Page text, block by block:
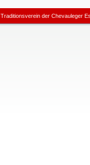
Traditionsverein der Chevauleger